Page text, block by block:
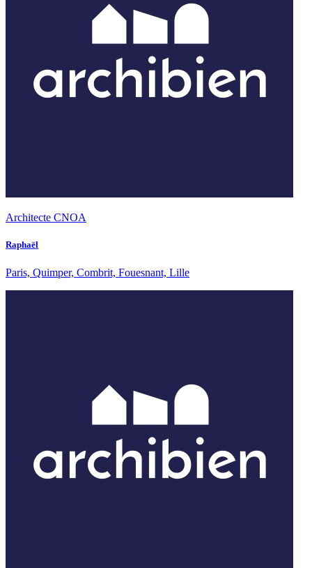
Architecte CNOA
Raphaël
Paris, Quimper, Combrit, Fouesnant, Lille